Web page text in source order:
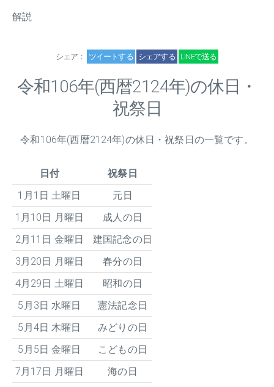
解説
シェア： ツイートする シェアする LINEで送る
令和106年(西暦2124年)の休日・
祝祭日
令和106年(西暦2124年)の休日・祝祭日の一覧です。
日付
祝祭日
1月1日 土曜日
元日
1月10日 月曜日
成人の日
2月11日 金曜日
建国記念の日
3月20日 月曜日
春分の日
4月29日 土曜日
昭和の日
5月3日 水曜日
憲法記念日
5月4日 木曜日
みどりの日
5月5日 金曜日
こどもの日
7月17日 月曜日
海の日